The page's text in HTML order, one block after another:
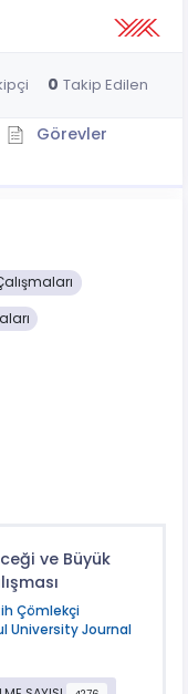
0 Takip Edilen
Görevler
ve Büyük
Çömlekçi
University Journal